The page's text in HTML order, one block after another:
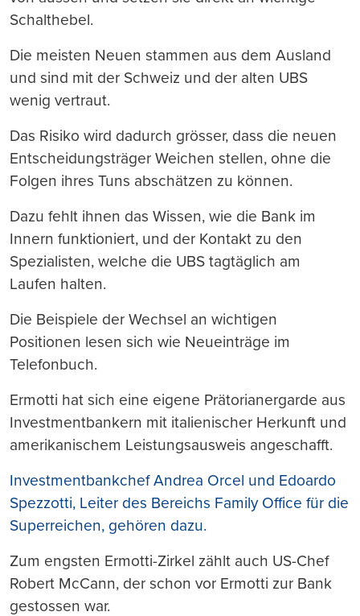
Schalthebel.
Die meisten Neuen stammen aus dem Ausland
und sind mit der Schweiz und der alten UBS
wenig vertraut.
Das Risiko wird dadurch grösser, dass die neuen
Entscheidungsträger Weichen stellen, ohne die
Folgen ihres Tuns abschätzen zu können.
Dazu fehlt ihnen das Wissen, wie die Bank im
Innern funktioniert, und der Kontakt zu den
Spezialisten, welche die UBS tagtäglich am
Laufen halten.
Die Beispiele der Wechsel an wichtigen
Positionen lesen sich wie Neueinträge im
Telefonbuch.
Ermotti hat sich eine eigene Prätorianergarde aus
Investmentbankern mit italienischer Herkunft und
amerikanischem Leistungsausweis angeschafft.
Investmentbankchef Andrea Orcel und Edoardo
Spezzotti, Leiter des Bereichs Family Office für die
Superreichen, gehören dazu.
Zum engsten Ermotti-Zirkel zählt auch US-Chef
Robert McCann, der schon vor Ermotti zur Bank
gestossen war.